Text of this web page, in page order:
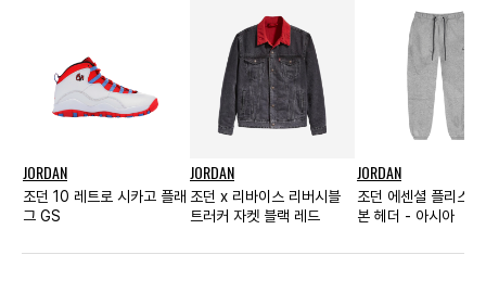
JORDAN
조던 10 레트로 시카고 플래
그 GS
JORDAN
조던 x 리바이스 리버시블
트러커 자켓 블랙 레드
JORDAN
조던 에센셜 플리스
본 헤더 - 아시아